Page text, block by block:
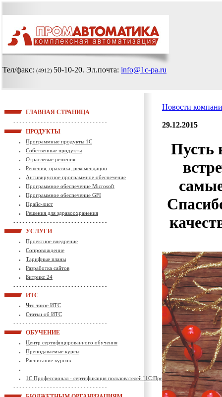
Тел/факс: (4912) 50-10-20. Эл.почта: info@1c-pa.ru
ГЛАВНАЯ СТРАНИЦА
ПРОДУКТЫ
Программные продукты 1С
Собственные продукты
Отраслевые решения
Решения, практика, рекомендации
Антивирусное программное обеспечение
Программное обеспечение Microsoft
Программное обеспечение GFI
Прайс-лист
Решения для здравоохранения
УСЛУГИ
Проектное внедрение
Сопровождение
Тарифные планы
Разработка сайтов
Битрикс 24
ИТС
Что такое ИТС
Статьи об ИТС
ОБУЧЕНИЕ
Центр сертифицированного обучения
Преподаваемые курсы
Расписание курсов
1С:Профессионал - сертификация пользователей "1С:Предприятие"
Новости
29.12.2015
Пусть